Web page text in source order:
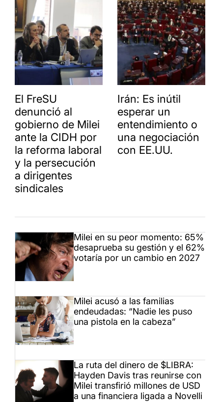
El FreSU
denunció al
gobierno de Milei
ante la CIDH por
la reforma laboral
y la persecución
a dirigentes
sindicales
Irán: Es inútil
esperar un
entendimiento o
una negociación
con EE.UU.
Milei en su peor momento: 65%
desaprueba su gestión y el 62%
votaría por un cambio en 2027
Milei acusó a las familias
endeudadas: “Nadie les puso
una pistola en la cabeza”
La ruta del dinero de $LIBRA:
Hayden Davis tras reunirse con
Milei transfirió millones de USD
a una financiera ligada a Novelli